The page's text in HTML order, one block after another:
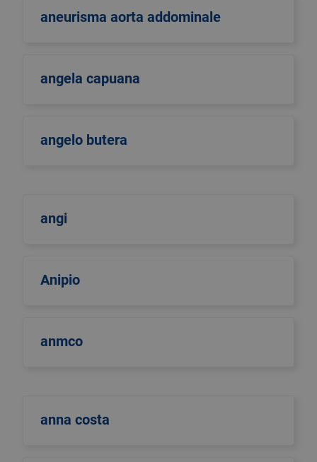
aneurisma aorta addominale
angela capuana
angelo butera
angi
Anipio
anmco
anna costa